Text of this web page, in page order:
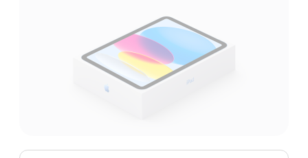
Apple